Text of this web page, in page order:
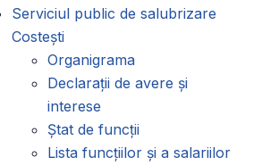
Serviciul public de salubrizare
Costești
Organigrama
Declarații de avere și
interese
Ștat de funcții
Lista funcțiilor și a salariilor